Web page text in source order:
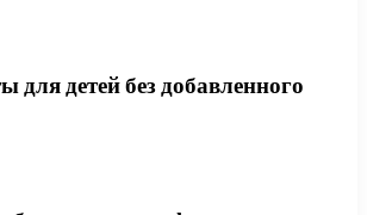
для детей без добавленного